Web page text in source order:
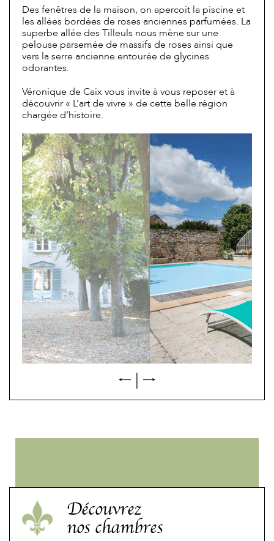
Des fenêtres de la maison, on apercoit la piscine et
les allées bordées de roses anciennes parfumées. La
superbe allée des Tilleuls nous mène sur une
pelouse parsemée de massifs de roses ainsi que
vers la serre ancienne entourée de glycines
odorantes.
Véronique de Caix vous invite à vous reposer et à
découvrir « L’art de vivre » de cette belle région
chargée d’histoire.
|
Découvrez
nos chambres